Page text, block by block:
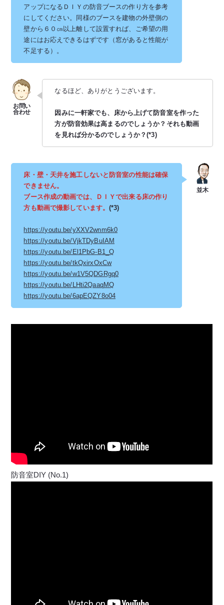
アップになるＤＩＹの防音ブースの作り方を参考
にしてください。同様のブースを建物の外壁側の
壁から６０㎝以上離して設置すれば、ご希望の用
途にはお応えできるはずです（窓があると性能が
不足する）。
なるほど、ありがとうございます。
因みに一軒家でも、床から上げて防音室を作った
方が防音効果は高まるのでしょうか？それも動画
を見れば分かるのでしょうか？(*3)
床・壁・天井を施工しないと防音室の性能は確保
できません。
ブース作成の動画では、ＤＩＹで出来る床の作り
方も動画で撮影しています。(*3)
https://youtu.be/yXXV2wnm6k0
https://youtu.be/VjkTDyBuIAM
https://youtu.be/El1PbG-B1_Q
https://youtu.be/tkQxirxOxCw
https://youtu.be/w1V5QDGRgq0
https://youtu.be/LHti2QaaqMQ
https://youtu.be/6apEQZY8o04
防音室DIY (No.1)